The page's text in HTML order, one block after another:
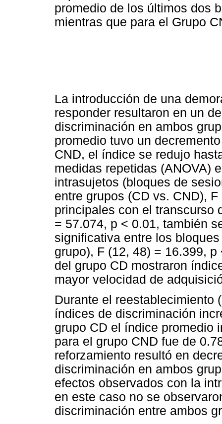
promedio de los últimos dos
mientras que para el Grupo
La introducción de una
responder resultaron en un
discriminación en ambos
promedio tuvo un
CND, el índice se redujo
medidas repetidas (ANOVA)
intrasujetos (bloques de
entre grupos (CD vs. CND),
principales con el transcurso
= 57.074, p < 0.01, también
significativa entre los
grupo), F (12, 48) = 16.399,
del grupo CD mostraron
mayor velocidad de
Durante el reestablecimiento
índices de discriminación
grupo CD el índice promedio
para el grupo CND fue de
reforzamiento resultó en
discriminación en ambos
efectos observados con la
en este caso no se
discriminación entre ambos